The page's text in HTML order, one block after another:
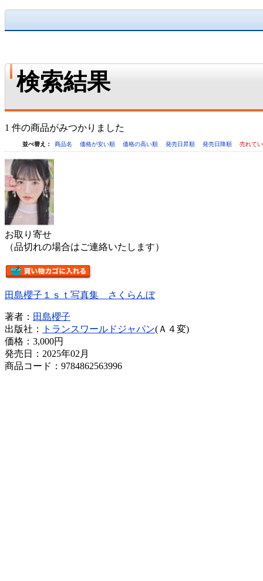
検索結果
1 件の商品がみつかりました
並べ替え： 商品名 価格が安い順 価格の高い順 発売日昇順 発売日降順 売れて
お取り寄せ
（品切れの場合はご連絡いたします）
田島櫻子１ｓｔ写真集 さくらんぼ
著者： 田島櫻子
出版社：
トランスワールドジャパン(Ａ４変)
価格： 3,000円
発売日：2025年02月
商品コード：9784862563996